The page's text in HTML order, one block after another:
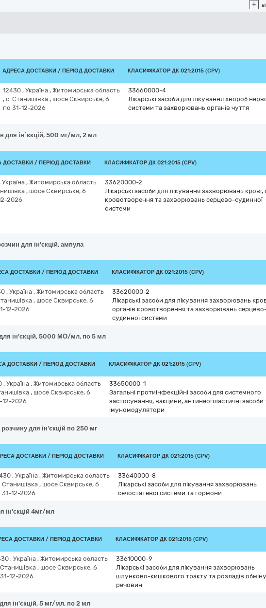
+
АДРЕСА ДОСТАВКИ / ПЕРІОД ДОСТАВКИ КЛАСИФІКАТОР ДК 021:2015 (CPV)
12430 , Україна , Житомирська область
, с. Станишівка , шосе Сквирське, 6
по 31-12-2026
33660000-4
Лікарські засоби для лікування хвороб
системи та захворювань органів чуття
для ін`єкцій, 500 мг/мл, 2 мл
ДОСТАВКИ / ПЕРІОД ДОСТАВКИ КЛАСИФІКАТОР ДК 021:2015 (CPV)
Україна , Житомирська область
, шосе Сквирське, 6
2026
33620000-2
Лікарські засоби для лікування захворювань крові,
кровотворення та захворювань серцево-судинної
системи
для ін'єкцій, ампула
ДОСТАВКИ / ПЕРІОД ДОСТАВКИ КЛАСИФІКАТОР ДК 021:2015 (CPV)
, Україна , Житомирська область
, шосе Сквирське, 6
12-2026
33620000-2
Лікарські засоби для лікування захворювань
органів кровотворення та захворювань
судинної системи
ін'єкцій, 5000 МО/мл, по 5 мл
ДОСТАВКИ / ПЕРІОД ДОСТАВКИ КЛАСИФІКАТОР ДК 021:2015 (CPV)
, Україна , Житомирська область
, шосе Сквирське, 6
12-2026
33650000-1
Загальні протиінфекційні засоби для системного
застосування, вакцини, антинеопластичні засоби
імуномодулятори
для ін'єкцій по 250 мг
ДОСТАВКИ / ПЕРІОД ДОСТАВКИ КЛАСИФІКАТОР ДК 021:2015 (CPV)
, Україна , Житомирська область
Станишівка , шосе Сквирське, 6
31-12-2026
33640000-8
Лікарські засоби для лікування захворювань
сечостатевої системи та гормони
ін'єкцій 4мг/мл
ДОСТАВКИ / ПЕРІОД ДОСТАВКИ КЛАСИФІКАТОР ДК 021:2015 (CPV)
, Україна , Житомирська область
, шосе Сквирське, 6
12-2026
33610000-9
Лікарські засоби для лікування захворювань
шлунково-кишкового тракту та розладів обміну
речовин
ін'єкцій, 5 мг/мл, по 2 мл